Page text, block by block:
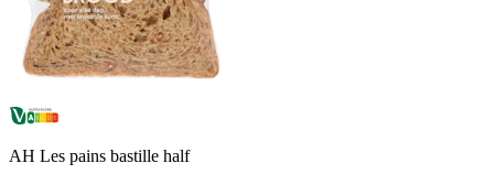
AH Les pains bastille half